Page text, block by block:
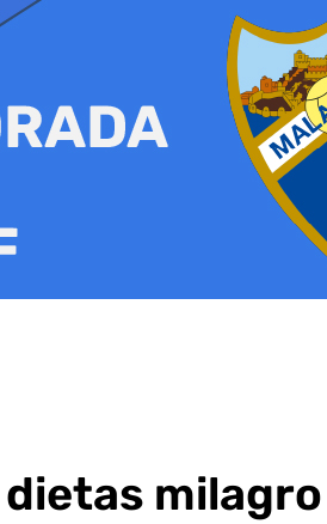
milagro